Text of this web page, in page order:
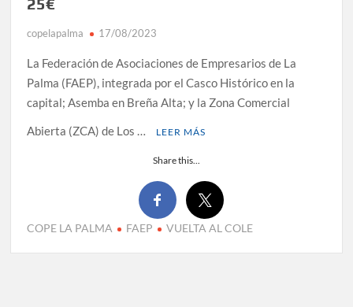
25€
copelapalma 17/08/2023
La Federación de Asociaciones de Empresarios de La
Palma (FAEP), integrada por el Casco Histórico en la
capital; Asemba en Breña Alta; y la Zona Comercial
Abierta (ZCA) de Los …
LEER MÁS
Share this...
COPE LA PALMA FAEP VUELTA AL COLE